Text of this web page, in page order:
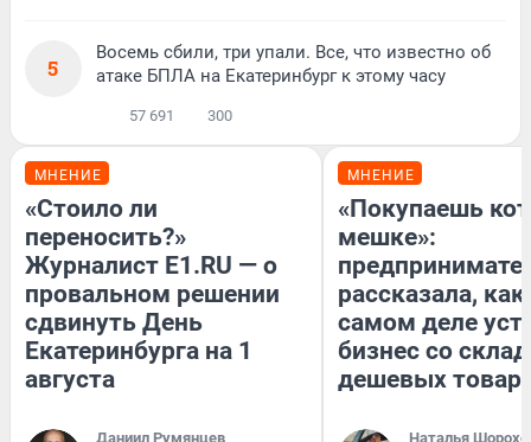
5
Восемь сбили, три упали. Все, что известно об
атаке БПЛА на Екатеринбург к этому часу
57 691 300
МНЕНИЕ
«Стоило ли
переносить?»
Журналист E1.RU — о
провальном решении
сдвинуть День
Екатеринбурга на 1
августа
Даниил Румянцев
МНЕНИЕ
«Покупаешь
мешке»:
рассказала, как
самом деле
бизнес со
дешевых
Наталья